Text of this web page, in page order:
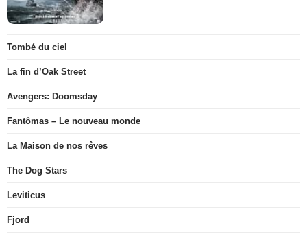
Tombé du ciel
La fin d’Oak Street
Avengers: Doomsday
Fantômas – Le nouveau monde
La Maison de nos rêves
The Dog Stars
Leviticus
Fjord